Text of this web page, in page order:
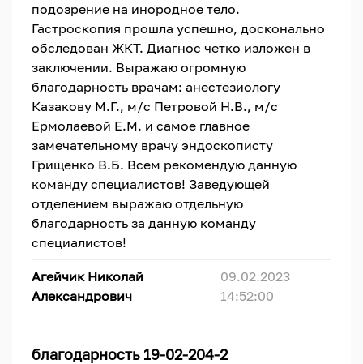
подозрение на инородное тело.
Гастроскопия прошла успешно, досконально
обследован ЖКТ. Диагнос четко изложен в
заключении. Выражаю огромную
благодарность врачам: анестезиологу
Казакову М.Г., м/с Петровой Н.В., м/с
Ермолаевой Е.М. и самое главное
замечательному врачу эндоскописту
Грищенко В.Б. Всем рекомендую данную
команду специалистов! Заведующей
отделением выражаю отдельную
благодарность за данную команду
специалистов!
Агейчик Николай
Александрович
09.02.2023
14:52:00
благодарность 19-02-204-2